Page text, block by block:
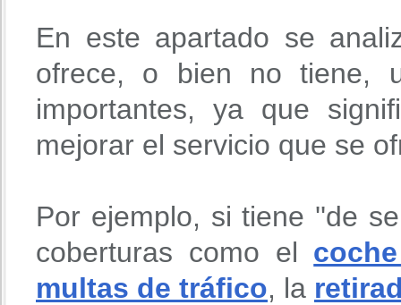
En este apartado se
ofrece, o bien no tiene,
importantes, ya que
mejorar el servicio que se
Por ejemplo, si tiene ''de
coberturas como el
multas de tráfico, la